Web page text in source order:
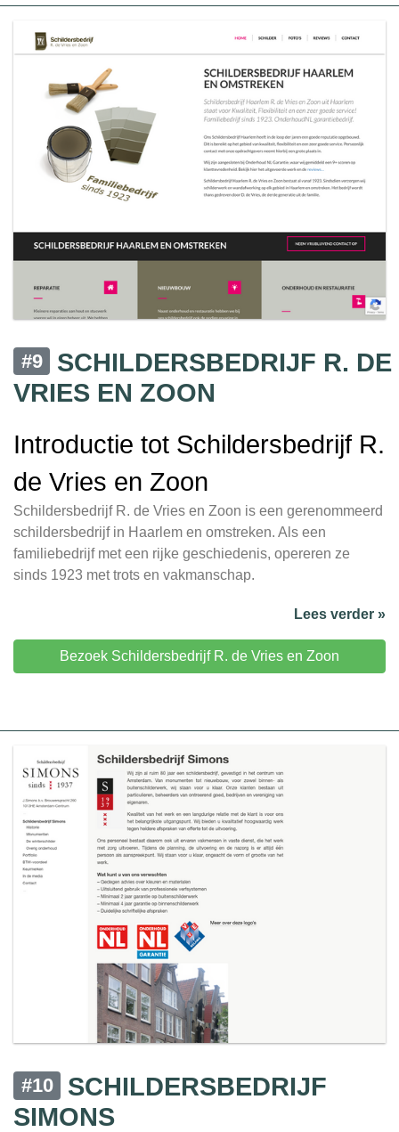
#9
SCHILDERSBEDRIJF R. DE
VRIES EN ZOON
Introductie tot Schildersbedrijf R.
de Vries en Zoon
Schildersbedrijf R. de Vries en Zoon is een gerenommeerd
schildersbedrijf in Haarlem en omstreken. Als een
familiebedrijf met een rijke geschiedenis, opereren ze
sinds 1923 met trots en vakmanschap.
Lees verder »
Bezoek Schildersbedrijf R. de Vries en Zoon
#10
SCHILDERSBEDRIJF
SIMONS